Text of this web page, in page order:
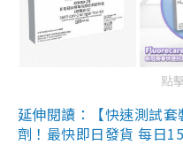
點
延伸閱讀：【快速測試
劑！最快即日發貨 每日